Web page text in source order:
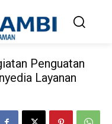
Penguatan
Layanan